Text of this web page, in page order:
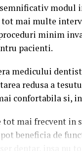
laserul poate fi
conturului
gingival,
tehnologie
grad redus de
poate fi
orale sau
culaser
modul
mai multe
minim
pacienti.
medicului
redusa a
confortabila si,
mai frecvent in
pot beneficia de